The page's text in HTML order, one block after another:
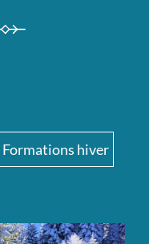
Formations hiver